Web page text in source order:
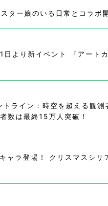
ター娘のいる日常とコラボ
より新イベント 『アート
ライン：時空を超える観測
数は最終15万人突破！
ャラ登場！ クリスマスシリ